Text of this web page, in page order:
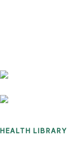
HEALTH LIBRARY